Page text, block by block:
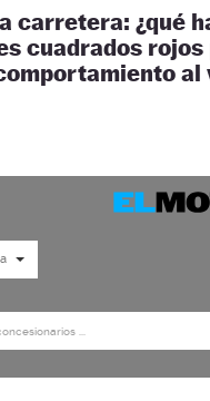
carretera: ¿qué
cuadrados rojos
al